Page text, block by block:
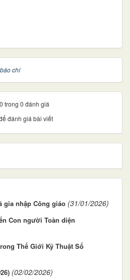
chí
trong 0 đánh giá
đánh giá bài viết
gia nhập Công giáo (31/01/2026)
Con người Toàn diện
Thế Giới Kỹ Thuật Số
(02/02/2026)